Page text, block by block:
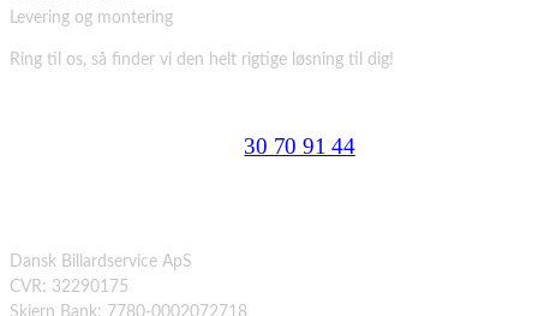
Levering og montering
Ring til os, så finder vi den helt rigtige løsning til dig!
30 70 91 44
Dansk Billardservice ApS
CVR: 32290175
Skjern Bank: 7780-0002072718